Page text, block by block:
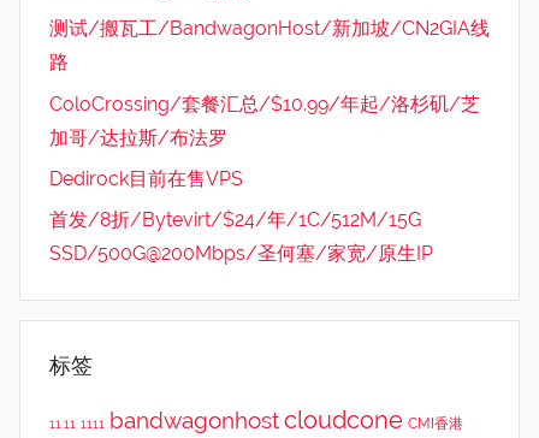
测试/搬瓦工/BandwagonHost/新加坡/CN2GIA线
路
ColoCrossing/套餐汇总/$10.99/年起/洛杉矶/芝
加哥/达拉斯/布法罗
Dedirock目前在售VPS
首发/8折/Bytevirt/$24/年/1C/512M/15G
SSD/500G@200Mbps/圣何塞/家宽/原生IP
标签
11.11 1111 bandwagonhostcloudcone CMI香港